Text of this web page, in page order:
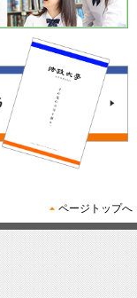
ページトップへ